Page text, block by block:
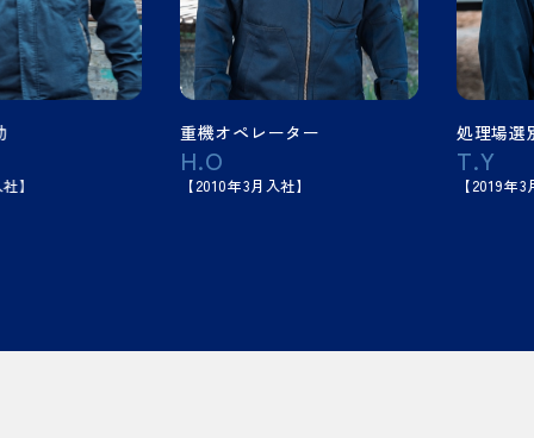
重機オペレーター
H.O
【2010年3月入社】
処理場選別
T.Y
【2019年3月入